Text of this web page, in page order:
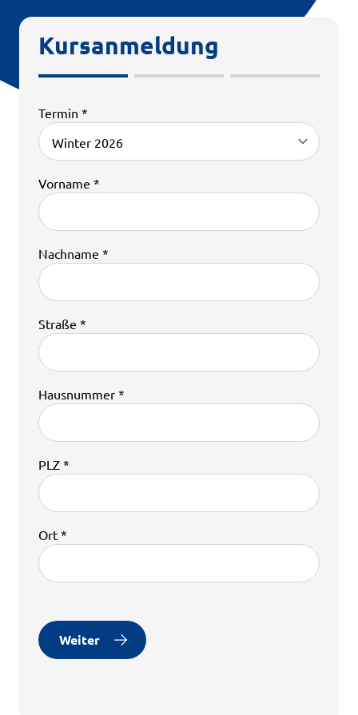
Kursanmeldung
Termin *
Vorname *
Nachname *
Straße *
Hausnummer *
PLZ *
Ort *
Weiter